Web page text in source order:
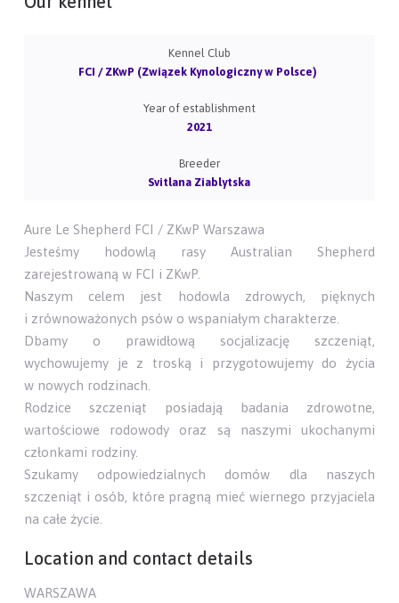
Kennel Club
FCI / ZKwP (Związek Kynologiczny w Polsce)
Year of establishment
2021
Breeder
Svitlana Ziablytska
Aure Le Shepherd FCI / ZKwP Warszawa
Jesteśmy hodowlą rasy Australian Shepherd
zarejestrowaną w FCI i ZKwP.
Naszym celem jest hodowla zdrowych, pięknych
i zrównoważonych psów o wspaniałym charakterze.
Dbamy o prawidłową socjalizację szczeniąt,
wychowujemy je z troską i przygotowujemy do życia
w nowych rodzinach.
Rodzice szczeniąt posiadają badania zdrowotne,
wartościowe rodowody oraz są naszymi ukochanymi
członkami rodziny.
Szukamy odpowiedzialnych domów dla naszych
szczeniąt i osób, które pragną mieć wiernego przyjaciela
na całe życie.
Location and contact details
WARSZAWA